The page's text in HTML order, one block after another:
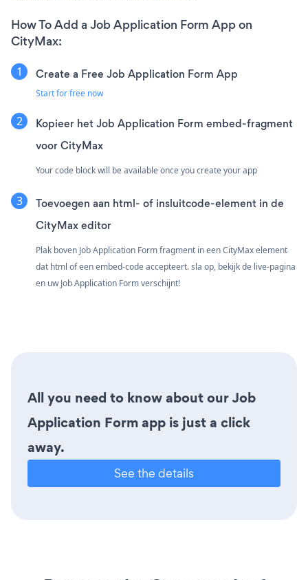
How To Add a Job Application Form App on
CityMax:
Create a Free Job Application Form App
Start for free now
Kopieer het Job Application Form embed-fragment
voor CityMax
Your code block will be available once you create your app
Toevoegen aan html- of insluitcode-element in de
CityMax editor
Plak boven Job Application Form fragment in een CityMax element
dat html of een embed-code accepteert. sla op, bekijk de live-pagina
en uw Job Application Form verschijnt!
All you need to know about our Job
Application Form app is just a click
away.
See the details